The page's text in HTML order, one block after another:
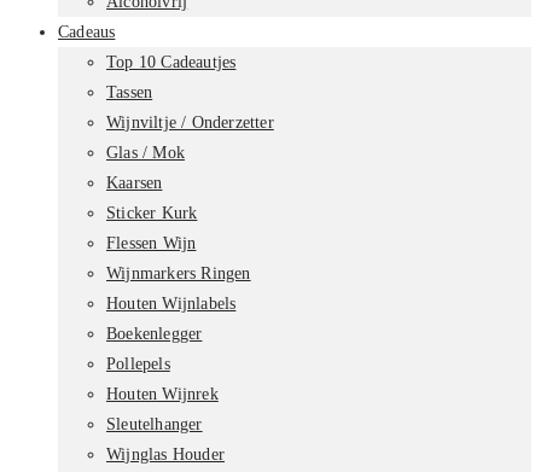
Cadeaus
Top 10 Cadeautjes
Tassen
Wijnviltje / Onderzetter
Glas / Mok
Kaarsen
Sticker Kurk
Flessen Wijn
Wijnmarkers Ringen
Houten Wijnlabels
Boekenlegger
Pollepels
Houten Wijnrek
Sleutelhanger
Wijnglas Houder